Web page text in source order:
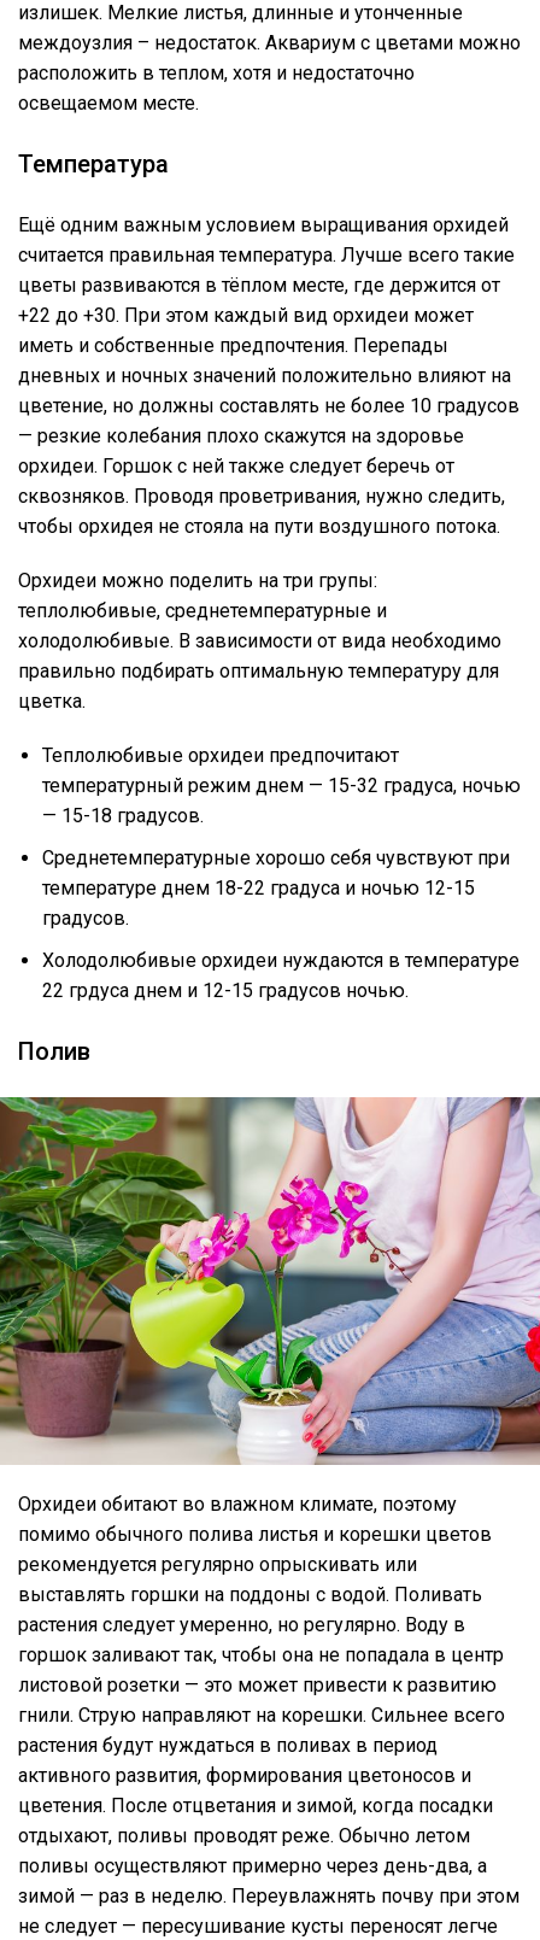
излишек. Мелкие листья, длинные и утонченные
междоузлия – недостаток. Аквариум с цветами можно
расположить в теплом, хотя и недостаточно
освещаемом месте.
Температура
Ещё одним важным условием выращивания орхидей
считается правильная температура. Лучше всего такие
цветы развиваются в тёплом месте, где держится от
+22 до +30. При этом каждый вид орхидеи может
иметь и собственные предпочтения. Перепады
дневных и ночных значений положительно влияют на
цветение, но должны составлять не более 10 градусов
— резкие колебания плохо скажутся на здоровье
орхидеи. Горшок с ней также следует беречь от
сквозняков. Проводя проветривания, нужно следить,
чтобы орхидея не стояла на пути воздушного потока.
Орхидеи можно поделить на три групы:
теплолюбивые, среднетемпературные и
холодолюбивые. В зависимости от вида необходимо
правильно подбирать оптимальную температуру для
цветка.
Теплолюбивые орхидеи предпочитают
температурный режим днем — 15-32 градуса, ночью
— 15-18 градусов.
Среднетемпературные хорошо себя чувствуют при
температуре днем 18-22 градуса и ночью 12-15
градусов.
Холодолюбивые орхидеи нуждаются в температуре
22 грдуса днем и 12-15 градусов ночью.
Полив
Орхидеи обитают во влажном климате, поэтому
помимо обычного полива листья и корешки цветов
рекомендуется регулярно опрыскивать или
выставлять горшки на поддоны с водой. Поливать
растения следует умеренно, но регулярно. Воду в
горшок заливают так, чтобы она не попадала в центр
листовой розетки — это может привести к развитию
гнили. Струю направляют на корешки. Сильнее всего
растения будут нуждаться в поливах в период
активного развития, формирования цветоносов и
цветения. После отцветания и зимой, когда посадки
отдыхают, поливы проводят реже. Обычно летом
поливы осуществляют примерно через день-два, а
зимой — раз в неделю. Переувлажнять почву при этом
не следует — пересушивание кусты переносят легче